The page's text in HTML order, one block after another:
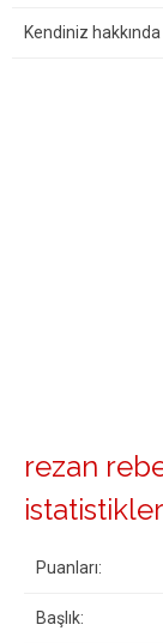
Kendiniz hakkında
rezan
istatistikler
Puanları:
Başlık: